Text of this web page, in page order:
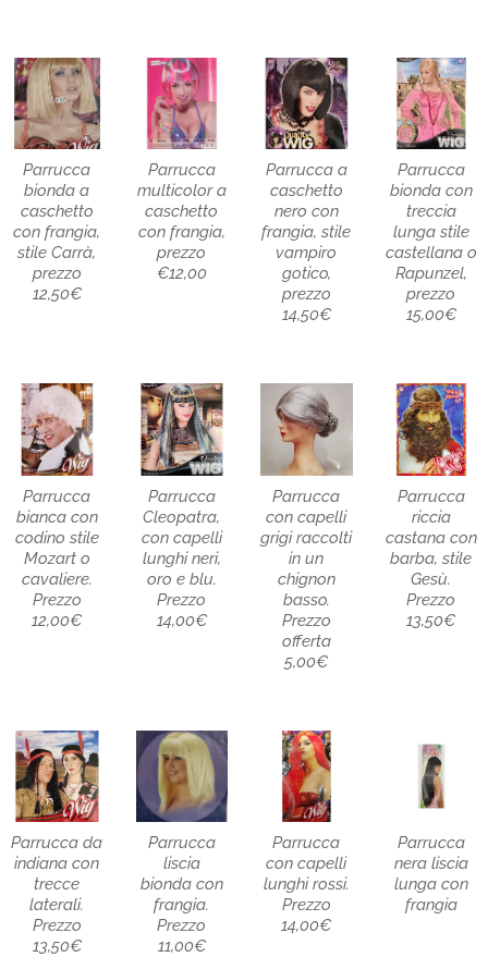
Parrucca
bionda a
caschetto
con frangia,
stile Carrà,
prezzo
12,50€
Parrucca
multicolor a
caschetto
con frangia,
prezzo
€12,00
Parrucca a
caschetto
nero con
frangia, stile
vampiro
gotico,
prezzo
14,50€
Parrucca
bionda con
treccia
lunga stile
castellana o
Rapunzel,
prezzo
15,00€
Parrucca
bianca con
codino stile
Mozart o
cavaliere.
Prezzo
12,00€
Parrucca
Cleopatra,
con capelli
lunghi neri,
oro e blu.
Prezzo
14,00€
Parrucca
con capelli
grigi raccolti
in un
chignon
basso.
Prezzo
offerta
5,00€
Parrucca
riccia
castana con
barba, stile
Gesù.
Prezzo
13,50€
Parrucca da
indiana con
trecce
laterali.
Prezzo
13,50€
Parrucca
liscia
bionda con
frangia.
Prezzo
11,00€
Parrucca
con capelli
lunghi rossi.
Prezzo
14,00€
Parrucca
nera liscia
lunga con
frangia